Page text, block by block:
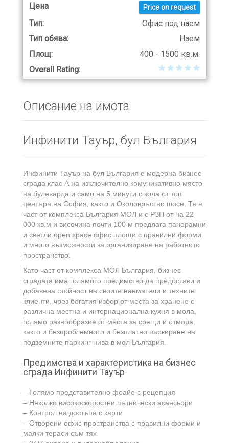
Цена
Price on request
Тип:
Офис под наем
Тип обява:
Наем
Площ:
400 - 1500 кв.м.
Overall Rating:
Описание на имота
Инфинити Тауър, бул България
Инфинити Тауър на бул България е модерна бизнес
сграда клас А на изключително комуникативно място
на булеварда и само на 5 минути с кола от топ
центъра на София, както и Околовръстно шосе. Тя е
част от комплекса България МОЛ и с РЗП от на 22
000 кв.м и височина почти 100 м предлага панорамни
и светли open space офис площи с правилни форми
и много възможности за организиране на работното
пространство.
Като част от комплекса МОЛ България, бизнес
сградата има голямото предимство да предостави и
добавена стойност на своите наематели и техните
клиенти, чрез богатия избор от места за хранене с
различна местна и интернационална кухня в мола,
голямо разнообразие от места за срещи и отмора,
както и безпроблемното и безплатно паркиране на
подземните паркинг нива в мол България.
Предимства и характеристика на бизнес
сграда Инфинити Тауър
– Голямо представително фоайе с рецепция
– Няколко високоскоростни пътнически асансьори
– Контрол на достъпа с карти
– Отворени офис пространства с правилни форми и
малки тераси съм тях